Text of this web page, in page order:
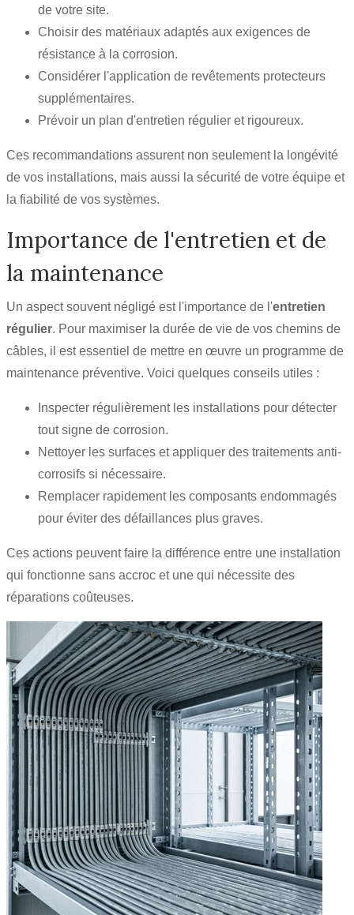
de votre site.
Choisir des matériaux adaptés aux exigences de
résistance à la corrosion.
Considérer l'application de revêtements protecteurs
supplémentaires.
Prévoir un plan d'entretien régulier et rigoureux.
Ces recommandations assurent non seulement la longévité
de vos installations, mais aussi la sécurité de votre équipe et
la fiabilité de vos systèmes.
Importance de l'entretien et de
la maintenance
Un aspect souvent négligé est l'importance de l'entretien
régulier. Pour maximiser la durée de vie de vos chemins de
câbles, il est essentiel de mettre en œuvre un programme de
maintenance préventive. Voici quelques conseils utiles :
Inspecter régulièrement les installations pour détecter
tout signe de corrosion.
Nettoyer les surfaces et appliquer des traitements anti-
corrosifs si nécessaire.
Remplacer rapidement les composants endommagés
pour éviter des défaillances plus graves.
Ces actions peuvent faire la différence entre une installation
qui fonctionne sans accroc et une qui nécessite des
réparations coûteuses.